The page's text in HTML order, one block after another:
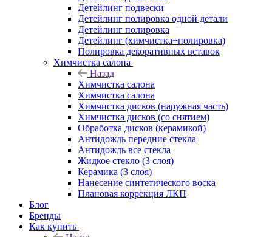
Детейлинг подвески
Детейлинг полировка одной детали
Детейлинг полировка
Детейлинг (химчистка+полировка)
Полировка декоративных вставок
Химчистка салона
Назад
Химчистка салона
Химчистка салона
Химчистка дисков (наружная часть)
Химчистка дисков (со снятием)
Обработка дисков (керамикой)
Антидождь передние стекла
Антидождь все стекла
Жидкое стекло (3 слоя)
Керамика (3 слоя)
Нанесение синтетического воска
Плановая коррекция ЛКП
Блог
Бренды
Как купить